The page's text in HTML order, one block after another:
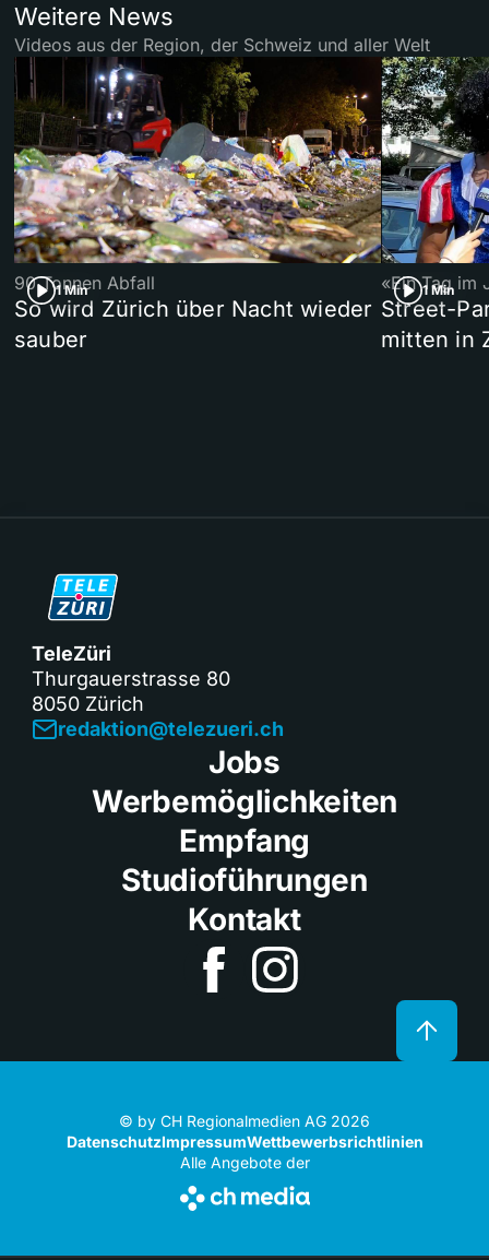
Weitere News
Videos aus der Region, der Schweiz und aller Welt
1 Min
90 Tonnen Abfall
So wird Zürich über Nacht wieder
sauber
1 Min
«Ein Tag im
Street-
mitten in
TeleZüri
Thurgauerstrasse 80
8050 Zürich
redaktion@telezueri.ch
Jobs
Werbemöglichkeiten
Empfang
Studioführungen
Kontakt
© by CH Regionalmedien AG 2026
DatenschutzImpressumWettbewerbsrichtlinien
Alle Angebote der